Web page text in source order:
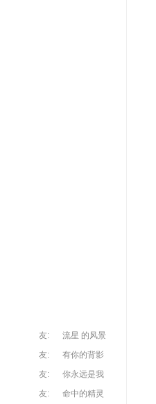
友:
流星 的风景
友:
有你的背影
友:
你永远是我
友:
命中的精灵